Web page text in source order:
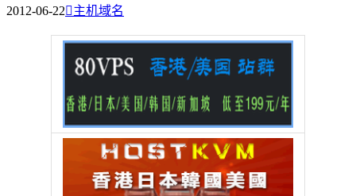
2012-06-22主机域名